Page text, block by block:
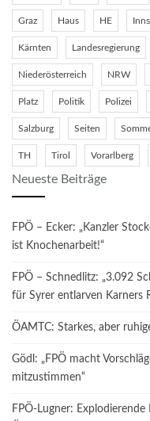
Graz Haus HE
Kärnten Landesregierung
Niederösterreich NRW
Platz Politik Polizei
Salzburg Seiten
TH Tirol Vorarlberg
Neueste Beiträge
FPÖ – Ecker: „Kanzler
ist Knochenarbeit!“
FPÖ – Schnedlitz: „3.092
für Syrer entlarven Karners
ÖAMTC: Starkes, aber
Gödl: „FPÖ macht
mitzustimmen“
FPÖ-Lugner: